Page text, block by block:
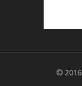
© 2016